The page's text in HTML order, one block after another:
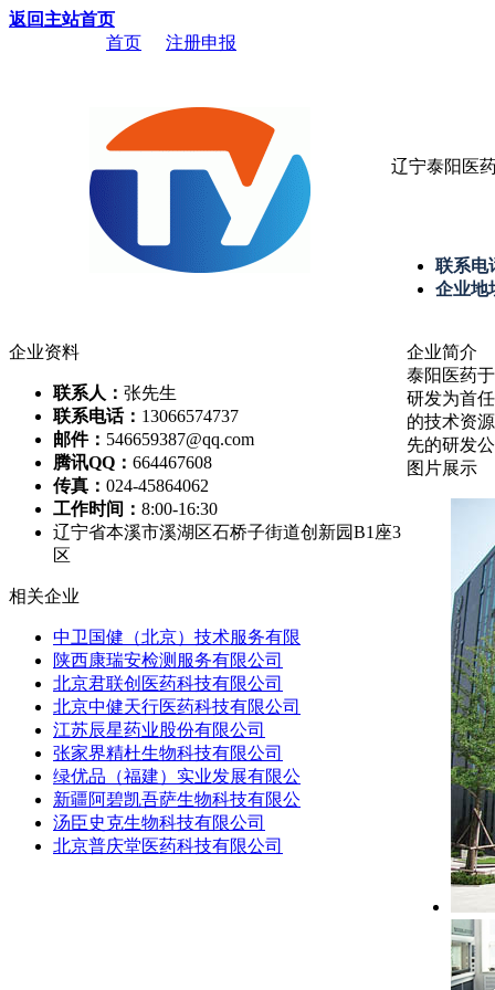
返回主站首页
首页 注册申报
辽宁泰阳医
联系电
企业地
企业资料
联系人： 张先生
联系电话： 13066574737
邮件： 546659387@qq.com
腾讯QQ： 664467608
传真： 024-45864062
工作时间： 8:00-16:30
辽宁省本溪市溪湖区石桥子街道创新园B1座3
区
相关企业
中卫国健（北京）技术服务有限
陕西康瑞安检测服务有限公司
北京君联创医药科技有限公司
北京中健天行医药科技有限公司
江苏辰星药业股份有限公司
张家界精杜生物科技有限公司
绿优品（福建）实业发展有限公
新疆阿碧凯吾萨生物科技有限公
汤臣史克生物科技有限公司
北京普庆堂医药科技有限公司
企业简介
泰阳医药
研发为首
的技术资
先的研发
图片展示